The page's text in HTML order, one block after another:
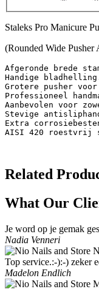
quantity
Staleks Pro Manicure
(Rounded Wide Pusher
Afgeronde brede
Handige
Grotere pusher
Professioneel
Aanbevolen voor
Stevige
Extra
AISI 420 roestvrij
Related
What Our
Je word op je gemak
Nadia Venneri
Top service.:-):-) zeker
Madelon Endlich